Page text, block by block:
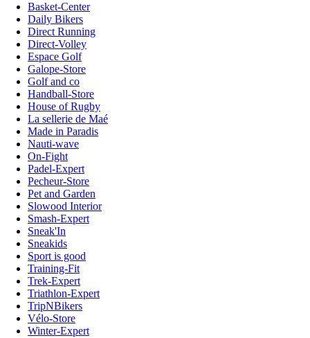
Basket-Center
Daily Bikers
Direct Running
Direct-Volley
Espace Golf
Galope-Store
Golf and co
Handball-Store
House of Rugby
La sellerie de Maé
Made in Paradis
Nauti-wave
On-Fight
Padel-Expert
Pecheur-Store
Pet and Garden
Slowood Interior
Smash-Expert
Sneak'In
Sneakids
Sport is good
Training-Fit
Trek-Expert
Triathlon-Expert
TripNBikers
Vélo-Store
Winter-Expert